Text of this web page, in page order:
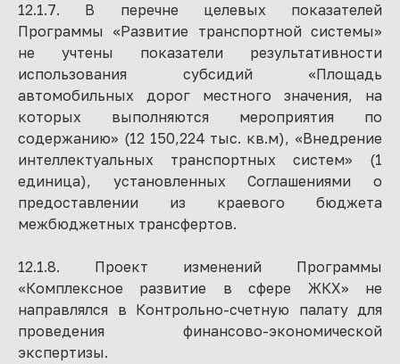
12.1.7. В перечне целевых показателей
Программы «Развитие транспортной системы»
не учтены показатели результативности
использования субсидий «Площадь
автомобильных дорог местного значения, на
которых выполняются мероприятия по
содержанию» (12 150,224 тыс. кв.м), «Внедрение
интеллектуальных транспортных систем» (1
единица), установленных Соглашениями о
предоставлении из краевого бюджета
межбюджетных трансфертов.
12.1.8. Проект изменений Программы
«Комплексное развитие в сфере ЖКХ» не
направлялся в Контрольно-счетную палату для
проведения финансово-экономической
экспертизы.